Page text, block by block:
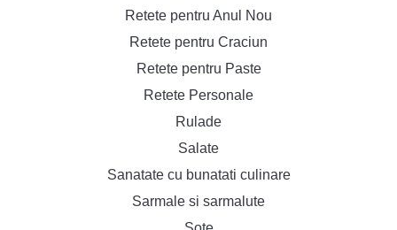
Retete pentru Anul Nou
Retete pentru Craciun
Retete pentru Paste
Retete Personale
Rulade
Salate
Sanatate cu bunatati culinare
Sarmale si sarmalute